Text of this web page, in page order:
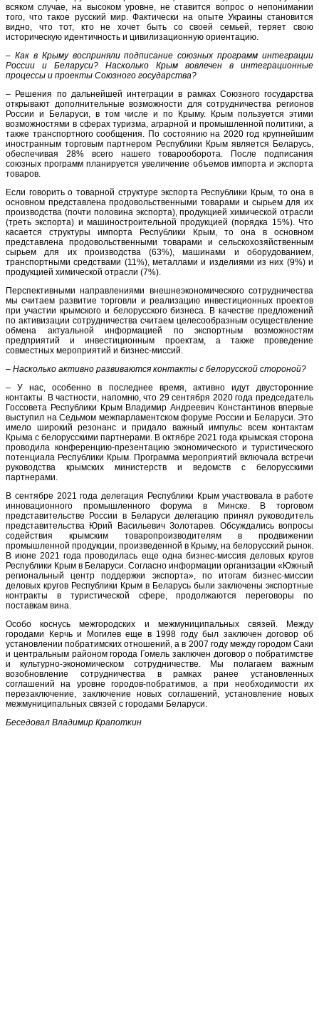
всяком случае, на высоком уровне, не ставится вопрос о непонимании
того, что такое русский мир. Фактически на опыте Украины становится
видно, что тот, кто не хочет быть со своей семьей, теряет свою
историческую идентичность и цивилизационную ориентацию.
– Как в Крыму восприняли подписание союзных программ интеграции
России и Беларуси? Насколько Крым вовлечен в интеграционные
процессы и проекты Союзного государства?
– Решения по дальнейшей интеграции в рамках Союзного государства
открывают дополнительные возможности для сотрудничества регионов
России и Беларуси, в том числе и по Крыму. Крым пользуется этими
возможностями в сферах туризма, аграрной и промышленной политики, а
также транспортного сообщения. По состоянию на 2020 год крупнейшим
иностранным торговым партнером Республики Крым является Беларусь,
обеспечивая 28% всего нашего товарооборота. После подписания
союзных программ планируется увеличение объемов импорта и экспорта
товаров.
Если говорить о товарной структуре экспорта Республики Крым, то она в
основном представлена продовольственными товарами и сырьем для их
производства (почти половина экспорта), продукцией химической отрасли
(треть экспорта) и машиностроительной продукцией (порядка 15%). Что
касается структуры импорта Республики Крым, то она в основном
представлена продовольственными товарами и сельскохозяйственным
сырьем для их производства (63%), машинами и оборудованием,
транспортными средствами (11%), металлами и изделиями из них (9%) и
продукцией химической отрасли (7%).
Перспективными направлениями внешнеэкономического сотрудничества
мы считаем развитие торговли и реализацию инвестиционных проектов
при участии крымского и белорусского бизнеса. В качестве предложений
по активизации сотрудничества считаем целесообразным осуществление
обмена актуальной информацией по экспортным возможностям
предприятий и инвестиционным проектам, а также проведение
совместных мероприятий и бизнес-миссий.
– Насколько активно развиваются контакты с белорусской стороной?
– У нас, особенно в последнее время, активно идут двусторонние
контакты. В частности, напомню, что 29 сентября 2020 года председатель
Госсовета Республики Крым Владимир Андреевич Константинов впервые
выступил на Седьмом межпарламентском форуме России и Беларуси. Это
имело широкий резонанс и придало важный импульс всем контактам
Крыма с белорусскими партнерами. В октябре 2021 года крымская сторона
проводила конференцию-презентацию экономического и туристического
потенциала Республики Крым. Программа мероприятий включала встречи
руководства крымских министерств и ведомств с белорусскими
партнерами.
В сентябре 2021 года делегация Республики Крым участвовала в работе
инновационного промышленного форума в Минске. В торговом
представительстве России в Беларуси делегацию принял руководитель
представительства Юрий Васильевич Золотарев. Обсуждались вопросы
содействия крымским товаропроизводителям в продвижении
промышленной продукции, произведенной в Крыму, на белорусский рынок.
В июне 2021 года проводилась еще одна бизнес-миссия деловых кругов
Республики Крым в Беларуси. Согласно информации организации «Южный
региональный центр поддержки экспорта», по итогам бизнес-миссии
деловых кругов Республики Крым в Беларусь были заключены экспортные
контракты в туристической сфере, продолжаются переговоры по
поставкам вина.
Особо коснусь межгородских и межмуниципальных связей. Между
городами Керчь и Могилев еще в 1998 году был заключен договор об
установлении побратимских отношений, а в 2007 году между городом Саки
и центральным районом города Гомель заключен договор о побратимстве
и культурно-экономическом сотрудничестве. Мы полагаем важным
возобновление сотрудничества в рамках ранее установленных
соглашений на уровне городов-побратимов, а при необходимости их
перезаключение, заключение новых соглашений, установление новых
межмуниципальных связей с городами Беларуси.
Беседовал Владимир Крапоткин